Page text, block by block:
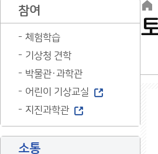
참여
체험학습
기상청 견학
박물관·과학관
어린이 기상교실
지진과학관
소통